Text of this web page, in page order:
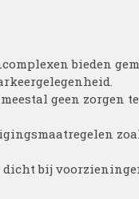
bieden
geen zorgen
bij